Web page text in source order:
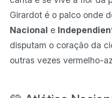
Girardot é o palco onde
Nacional e
disputam o coração da
outras vezes vermelho-